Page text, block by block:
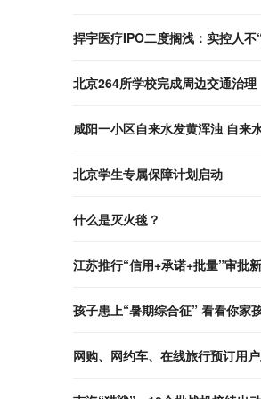
捍宇医疗IPO二度搁浅：实控人
北京264所学校完成周边交通治理
咸阳一小区自来水发黄浑浊 自来
北京学生专属保障计划启动
什么是灭火毯？
孩子患上“暑期综合征” 看看你家
网购、网约车、在线旅行预订用